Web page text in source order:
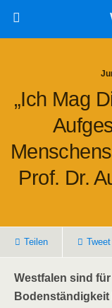
„Ich Mag
Prof. Dr.
Teilen Tweet
Westfalen sind
Bodenständigkeit